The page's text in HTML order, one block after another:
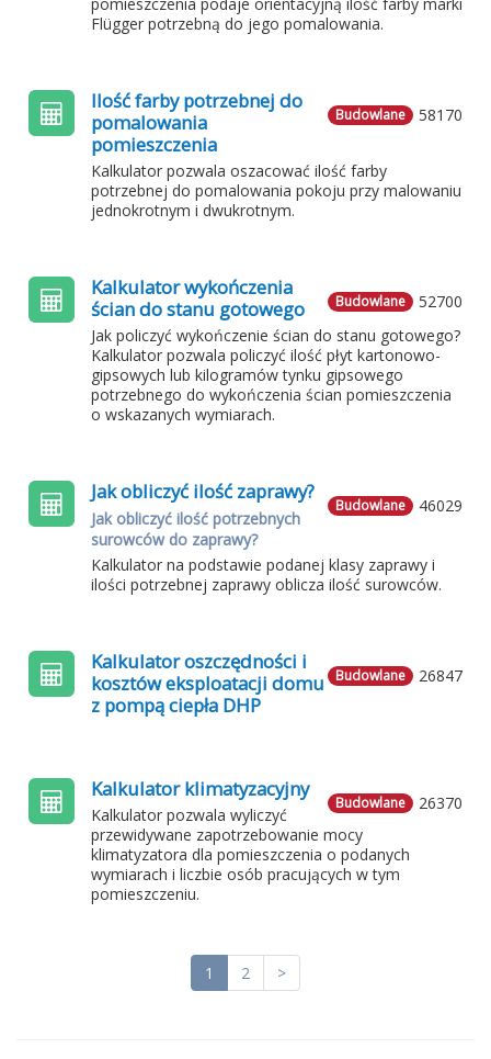
Flügger potrzebną do jego pomalowania.
58170
Budowlane
Ilość farby potrzebnej do
pomalowania
pomieszczenia
Kalkulator pozwala oszacować ilość farby
potrzebnej do pomalowania pokoju przy malowaniu
jednokrotnym i dwukrotnym.
52700
Budowlane
Kalkulator wykończenia
ścian do stanu gotowego
Jak policzyć wykończenie ścian do stanu gotowego?
Kalkulator pozwala policzyć ilość płyt kartonowo-
gipsowych lub kilogramów tynku gipsowego
potrzebnego do wykończenia ścian pomieszczenia
o wskazanych wymiarach.
46029
Budowlane
Jak obliczyć ilość zaprawy?
Jak obliczyć ilość potrzebnych
surowców do zaprawy?
Kalkulator na podstawie podanej klasy zaprawy i
ilości potrzebnej zaprawy oblicza ilość surowców.
26847
Budowlane
Kalkulator oszczędności i
kosztów eksploatacji domu
z pompą ciepła DHP
26370
Budowlane
Kalkulator klimatyzacyjny
Kalkulator pozwala wyliczyć
przewidywane zapotrzebowanie mocy
klimatyzatora dla pomieszczenia o podanych
wymiarach i liczbie osób pracujących w tym
pomieszczeniu.
1 2 >